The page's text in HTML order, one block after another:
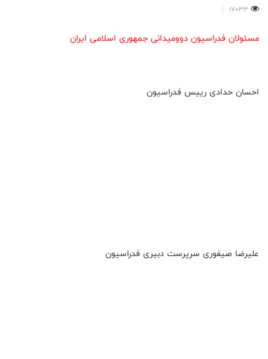
17033
مسئولان فدراسیون دوومیدانی جمهوری اسلامی ایران
احسان حدادی رییس فدراسیون
علیرضا صیفوری سرپرست دبیری فدراسیون